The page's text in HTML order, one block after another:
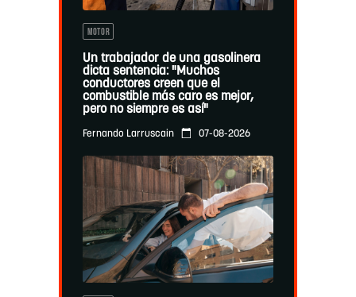
MOTOR
Un trabajador de una gasolinera
dicta sentencia: "Muchos
conductores creen que el
combustible más caro es mejor,
pero no siempre es así"
Fernando Larruscain 07-08-2026